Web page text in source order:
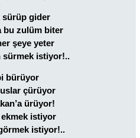
sürüp gider
bu zulüm biter
şeye yeter
sürmek istiyor!..
bürüyor
çürüyor
ürüyor!
istiyor
istiyor!..